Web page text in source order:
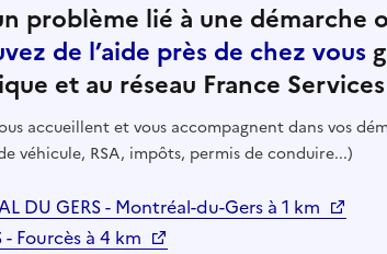
problème lié à une démarche
de l’aide près de chez vous
et au réseau France Services
accueillent et vous accompagnent dans vos
véhicule, RSA, impôts, permis de conduire...)
DU GERS - Montréal-du-Gers à 1 km
- Fourcès à 4 km